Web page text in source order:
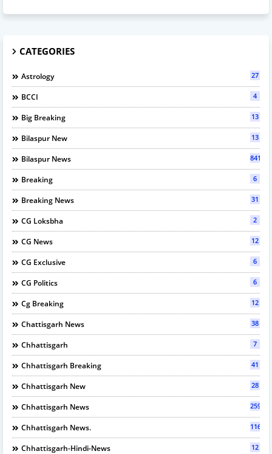
CATEGORIES
Astrology 27
BCCI 4
Big Breaking 13
Bilaspur New 13
Bilaspur News 841
Breaking 6
Breaking News 31
CG Loksbha 2
CG News 12
CG Exclusive 6
CG Politics 6
Cg Breaking 12
Chattisgarh News 38
Chhattisgarh 7
Chhattisgarh Breaking 41
Chhattisgarh New 28
Chhattisgarh News 2597
Chhattisgarh News. 116
Chhattisgarh-Hindi-News 12